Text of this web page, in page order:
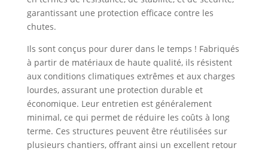
garantissant une protection efficace contre les
chutes.
Ils sont conçus pour durer dans le temps ! Fabriqués
à partir de matériaux de haute qualité, ils résistent
aux conditions climatiques extrêmes et aux charges
lourdes, assurant une protection durable et
économique. Leur entretien est généralement
minimal, ce qui permet de réduire les coûts à long
terme. Ces structures peuvent être réutilisées sur
plusieurs chantiers, offrant ainsi un excellent retour